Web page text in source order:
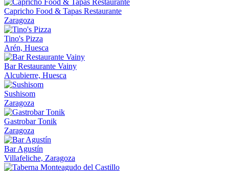
Capricho Food & Tapas Restaurante
Zaragoza
Tino's Pizza
Arén, Huesca
Bar Restaurante Vainy
Alcubierre, Huesca
Sushisom
Zaragoza
Gastrobar Tonik
Zaragoza
Bar Agustín
Villafeliche, Zaragoza